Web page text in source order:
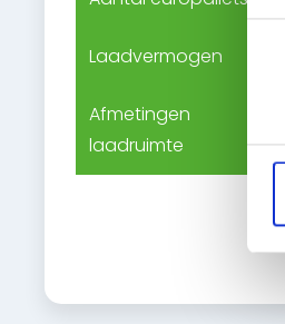
Laadvermogen
Afmetingen
laadruimte